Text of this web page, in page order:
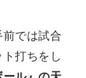
では試合
打ちをし